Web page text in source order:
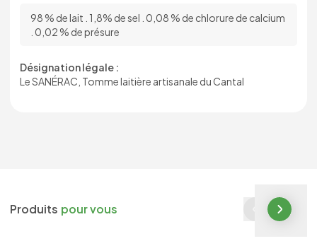
98 % de lait . 1,8% de sel . 0,08 % de chlorure de calcium
. 0,02 % de présure
Désignation légale :
Le SANÉRAC, Tomme laitière artisanale du Cantal
Produits pour vous